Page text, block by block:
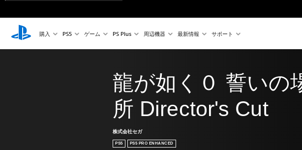
購入 PS5 ゲーム PS Plus 周辺機器 最新情報 サポート
龍が如く０ 誓いの
所 Director's Cut
株式会社セガ
PS5 PS5 PRO ENHANCED